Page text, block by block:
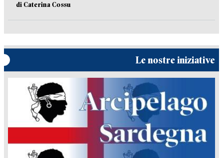
di Caterina Cossu
Le nostre iniziative